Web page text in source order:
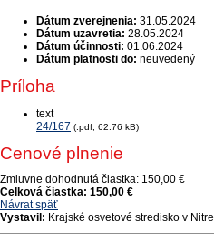
Dátum zverejnenia: 31.05.2024
Dátum uzavretia: 28.05.2024
Dátum účinnosti: 01.06.2024
Dátum platnosti do: neuvedený
Príloha
text
24/167 (.pdf, 62.76 kB)
Cenové plnenie
Zmluvne dohodnutá čiastka: 150,00 €
Celková čiastka: 150,00 €
Návrat späť
Vystavil: Krajské osvetové stredisko v Nitre